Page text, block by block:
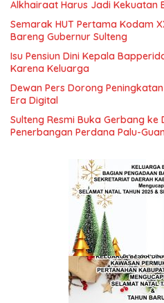
Alkhairaat Harus Jadi Kekuatan
Semarak HUT Pertama Kodam
Bareng Gubernur Sulteng
Isu Pensiun Dini Kepala
Karena Keluarga
Dewan Pers Dorong
Era Digital
Sulteng Resmi Buka Gerbang
Penerbangan Perdana Palu-